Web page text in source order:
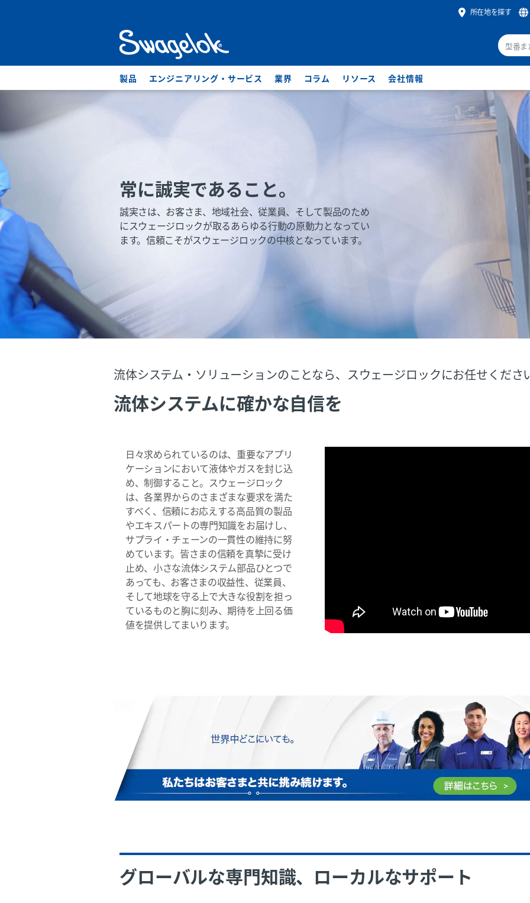
所在地を探す
製品 エンジニアリング・サービス 業界 コラム リソース 会社情報
常に誠実であること。
誠実さは、お客さま、地域社会、従業員、そして製品のため
にスウェージロックが取るあらゆる行動の原動力となってい
ます。信頼こそがスウェージロックの中核となっています。
流体システム・ソリューションのことなら、スウェージロックにお任せくださ
流体システムに確かな自信を
日々求められているのは、重要なアプリ
ケーションにおいて液体やガスを封じ込
め、制御すること。スウェージロック
は、各業界からのさまざまな要求を満た
すべく、信頼にお応えする高品質の製品
やエキスパートの専門知識をお届けし、
サプライ・チェーンの一貫性の維持に努
めています。皆さまの信頼を真摯に受け
止め、小さな流体システム部品ひとつで
あっても、お客さまの収益性、従業員、
そして地球を守る上で大きな役割を担っ
ているものと胸に刻み、期待を上回る価
値を提供してまいります。
グローバルな専門知識、ローカルなサポート